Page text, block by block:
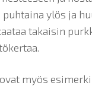
ylös ja
takaisin
myös